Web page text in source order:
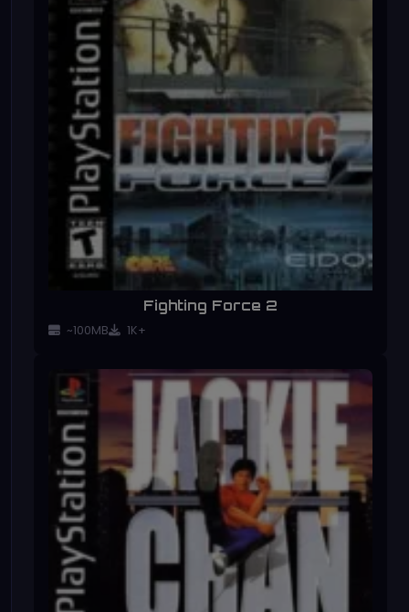
Fighting Force 2
~100MB 1K+